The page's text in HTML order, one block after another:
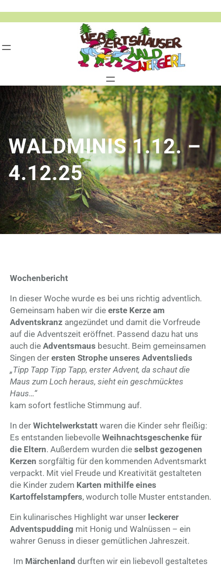
WALDMINIS 1.12. –
4.12.25
Wochenbericht
In dieser Woche wurde es bei uns richtig adventlich.
Gemeinsam haben wir die erste Kerze am
Adventskranz angezündet und damit die Vorfreude
auf die Adventszeit eröffnet. Passend dazu hat uns
auch die Adventsmaus besucht. Beim gemeinsamen
Singen der ersten Strophe unseres Adventslieds
„Tipp Tapp Tipp Tapp, erster Advent, da schaut die
Maus zum Loch heraus, sieht ein geschmücktes
Haus…“
kam sofort festliche Stimmung auf.
In der Wichtelwerkstatt waren die Kinder sehr fleißig:
Es entstanden liebevolle Weihnachtsgeschenke für
die Eltern. Außerdem wurden die selbst gezogenen
Kerzen sorgfältig für den kommenden Adventsmarkt
verpackt. Mit viel Freude und Kreativität gestalteten
die Kinder zudem Karten mithilfe eines
Kartoffelstampfers, wodurch tolle Muster entstanden.
Ein kulinarisches Highlight war unser leckerer
Adventspudding mit Honig und Walnüssen – ein
wahrer Genuss in dieser gemütlichen Jahreszeit.
Im Märchenland durften wir ein liebevoll gestaltetes